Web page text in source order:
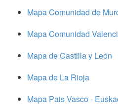
Mapa Comunidad de
Mapa Comunidad
Mapa de Castilla y León
Mapa de La Rioja
Mapa Pais Vasco -